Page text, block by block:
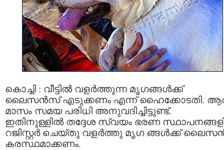
കൊച്ചി : വീട്ടിൽ വളർത്തുന്ന മൃഗങ്ങൾക്ക്
ലൈസൻസ് എടുക്കണം എന്ന് ഹൈക്കോടതി.
മാസം സമയ പരിധി അനുവദിച്ചിട്ടുണ്ട്.
ഇതിനുള്ളില്‍ തദ്ദേശ സ്വയം ഭരണ
റജിസ്റ്റർ ചെയ്തു വളര്‍ത്തു മൃഗ ങ്ങള്‍ക്ക്
കരസ്ഥമാക്കണം.